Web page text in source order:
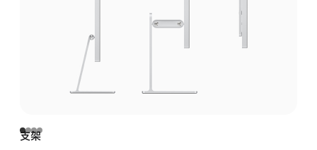
支架